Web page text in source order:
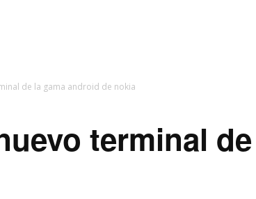
de la gama android de nokia
terminal